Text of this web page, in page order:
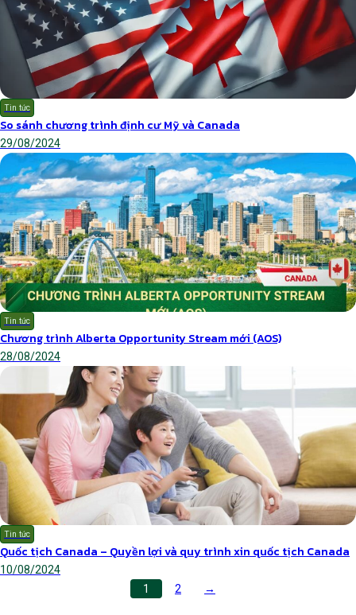
Tin tức
So sánh chương trình định cư Mỹ và Canada
29/08/2024
Tin tức
Chương trình Alberta Opportunity Stream mới (AOS)
28/08/2024
Tin tức
Quốc tịch Canada – Quyền lợi và quy trình xin quốc tịch Canada
10/08/2024
1
2 →